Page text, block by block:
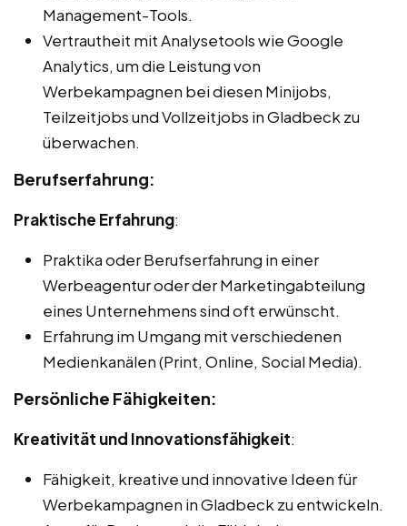
Management-Tools.
Vertrautheit mit Analysetools wie Google
Analytics, um die Leistung von
Werbekampagnen bei diesen Minijobs,
Teilzeitjobs und Vollzeitjobs in Gladbeck zu
überwachen.
Berufserfahrung:
Praktische Erfahrung:
Praktika oder Berufserfahrung in einer
Werbeagentur oder der Marketingabteilung
eines Unternehmens sind oft erwünscht.
Erfahrung im Umgang mit verschiedenen
Medienkanälen (Print, Online, Social Media).
Persönliche Fähigkeiten:
Kreativität und Innovationsfähigkeit:
Fähigkeit, kreative und innovative Ideen für
Werbekampagnen in Gladbeck zu entwickeln.